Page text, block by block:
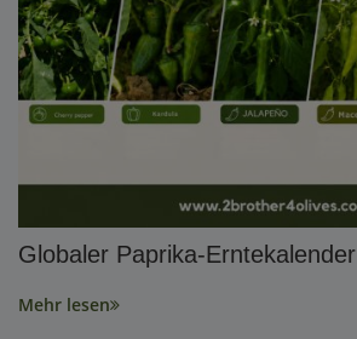
Globaler Paprika-Erntekalender
Mehr lesen